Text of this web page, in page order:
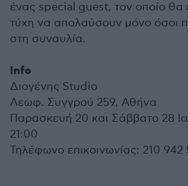
ένας special guest, τον οποίο θα
τύχη να απολαύσουν μόνο όσοι
στη συναυλία.
Info
Διογένης Studio
Λεωφ. Συγγρού 259, Αθήνα
Παρασκευή 20 και Σάββατο 28
21:00
Τηλέφωνο επικοινωνίας: 210 942